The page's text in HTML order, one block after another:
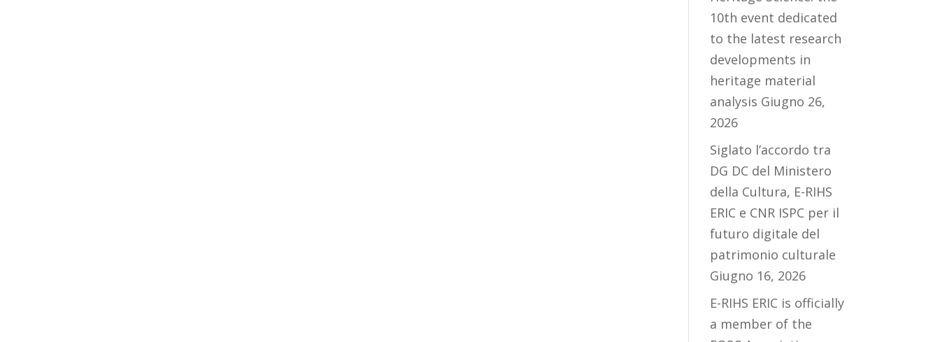
10th event dedicated
to the latest research
developments in
heritage material
analysis Giugno 26,
2026
Siglato l’accordo tra
DG DC del Ministero
della Cultura, E-RIHS
ERIC e CNR ISPC per il
futuro digitale del
patrimonio culturale
Giugno 16, 2026
E-RIHS ERIC is officially
a member of the